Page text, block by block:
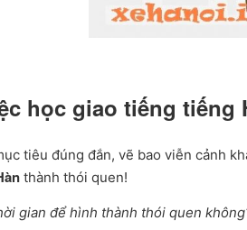
học giao tiếng tiếng
tiêu đúng đắn, vẽ bao viễn cảnh
thành thói quen!
gian để hình thành thói quen